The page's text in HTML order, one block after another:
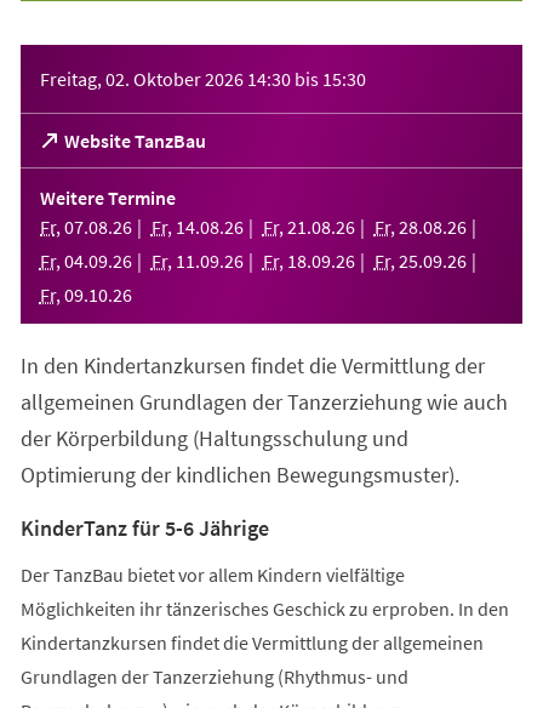
Freitag, 02. Oktober 2026 14:30 bis 15:30
Website TanzBau
(Öffnet
in
einem
neuen
Tab)
Weitere Termine
Fr, 07.08.26 Fr, 14.08.26 Fr, 21 .08.26 Fr, 28.08.26
Fr, 04.09.26 Fr, 11 .09.26 Fr, 18.09.26 Fr, 25.09.26
Fr, 09.10.26
In den Kindertanzkursen findet die Vermittlung der
allgemeinen Grundlagen der Tanzerziehung wie auch
der Körperbildung (Haltungsschulung und
Optimierung der kindlichen Bewegungsmuster).
KinderTanz für 5-6 Jährige
Der TanzBau bietet vor allem Kindern vielfältige
Möglichkeiten ihr tänzerisches Geschick zu erproben. In den
Kindertanzkursen findet die Vermittlung der allgemeinen
Grundlagen der Tanzerziehung (Rhythmus- und